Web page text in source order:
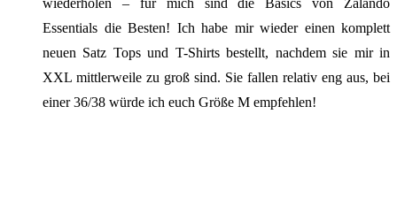
Essentials die Besten! Ich habe mir wieder einen komplett
neuen Satz Tops und T-Shirts bestellt, nachdem sie mir in
XXL mittlerweile zu groß sind. Sie fallen relativ eng aus, bei
einer 36/38 würde ich euch Größe M empfehlen!